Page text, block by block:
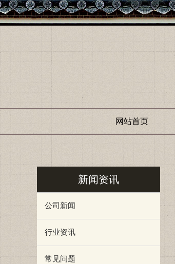
网站首页
新闻资讯
公司新闻
行业资讯
常见问题